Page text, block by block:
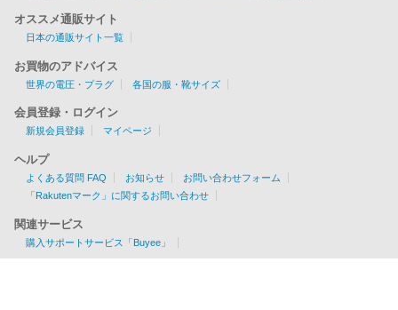
オススメ通販サイト
日本の通販サイト一覧
お買物のアドバイス
世界の電圧・プラグ 各国の服・靴サイズ
会員登録・ログイン
新規会員登録 マイページ
ヘルプ
よくある質問 FAQ お知らせ
お問い合わせフォーム
「Rakutenマーク」に関するお問い合わせ
関連サービス
購入サポートサービス「Buyee」